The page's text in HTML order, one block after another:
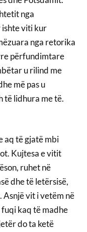
nga
ishte viti kur
nga retorika
përfundimtare
u rilind me
më pas u
të lidhura me të.
aq të gjatë mbi
Kujtesa e vitit
ruhet në
dhe të letërsisë,
vit i vetëm në
kaq të madhe
do ta ketë